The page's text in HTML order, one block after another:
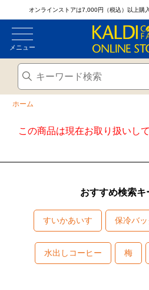
オンラインストアは7,000円（税込）以上購
メニュー
ホーム
この商品は現在お取り扱いし
おすすめ検索キ
すいかあいす 保冷バ
水出しコーヒー 梅